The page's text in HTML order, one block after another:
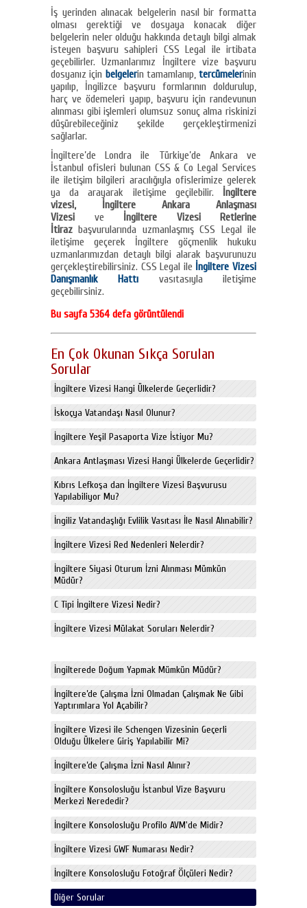
İş yerinden alınacak belgelerin nasıl bir formatta
olması gerektiği ve dosyaya konacak diğer
belgelerin neler olduğu hakkında detaylı bilgi almak
isteyen başvuru sahipleri CSS Legal ile irtibata
geçebilirler. Uzmanlarımız İngiltere vize başvuru
dosyanız için belgelerin tamamlanıp, tercümelerinin
yapılıp, İngilizce başvuru formlarının doldurulup,
harç ve ödemeleri yapıp, başvuru için randevunun
alınması gibi işlemleri olumsuz sonuç alma riskinizi
düşürebileceğiniz şekilde gerçekleştirmenizi
sağlarlar.
İngiltere’de Londra ile Türkiye’de Ankara ve
İstanbul ofisleri bulunan CSS & Co Legal Services
ile iletişim bilgileri aracılığıyla ofislerimize gelerek
ya da arayarak iletişime geçilebilir.
İngiltere
vizesi, İngiltere Ankara Anlaşması
Vizesi ve İngiltere Vizesi Retlerine
İtiraz başvurularında uzmanlaşmış CSS Legal ile
iletişime geçerek İngiltere göçmenlik hukuku
uzmanlarımızdan detaylı bilgi alarak başvurunuzu
gerçekleştirebilirsiniz. CSS Legal ile İngiltere Vizesi
Danışmanlık Hattı vasıtasıyla iletişime
geçebilirsiniz.
Bu sayfa 5364 defa görüntülendi
En Çok Okunan Sıkça Sorulan
Sorular
İngiltere Vizesi Hangi Ülkelerde Geçerlidir?
İskoçya Vatandaşı Nasıl Olunur?
İngiltere Yeşil Pasaporta Vize İstiyor Mu?
Ankara Antlaşması Vizesi Hangi Ülkelerde Geçerlidir?
Kıbrıs Lefkoşa dan İngiltere Vizesi Başvurusu
Yapılabiliyor Mu?
İngiliz Vatandaşlığı Evlilik Vasıtası İle Nasıl Alınabilir?
İngiltere Vizesi Red Nedenleri Nelerdir?
İngiltere Siyasi Oturum İzni Alınması Mümkün
Müdür?
C Tipi İngiltere Vizesi Nedir?
İngiltere Vizesi Mülakat Soruları Nelerdir?
İngilterede Doğum Yapmak Mümkün Müdür?
İngiltere’de Çalışma İzni Olmadan Çalışmak Ne Gibi
Yaptırımlara Yol Açabilir?
İngiltere Vizesi ile Schengen Vizesinin Geçerli
Olduğu Ülkelere Giriş Yapılabilir Mi?
İngiltere’de Çalışma İzni Nasıl Alınır?
İngiltere Konsolosluğu İstanbul Vize Başvuru
Merkezi Nerededir?
İngiltere Konsolosluğu Profilo AVM'de Midir?
İngiltere Vizesi GWF Numarası Nedir?
İngiltere Konsolosluğu Fotoğraf Ölçüleri Nedir?
Diğer Sorular